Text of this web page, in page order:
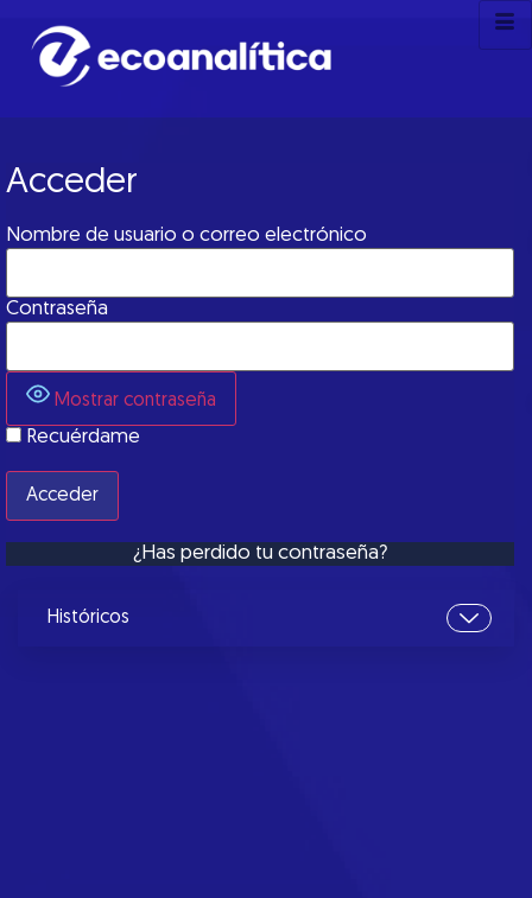
Acceder
Nombre de usuario o correo electrónico
Contraseña
Mostrar contraseña
Recuérdame
¿Has perdido tu contraseña?
Históricos